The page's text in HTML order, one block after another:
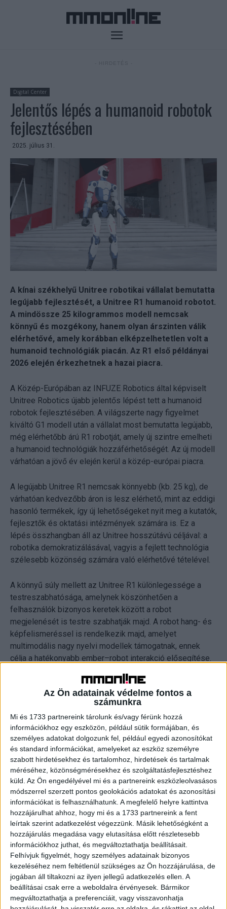
Az Ön adatainak védelme fontos a
számunkra
Mi és 1733 partnereink tárolunk és/vagy férünk hozzá
információkhoz egy eszközön, például sütik formájában, és
személyes adatokat dolgozunk fel, például egyedi azonosítókat
és standard információkat, amelyeket az eszköz személyre
szabott hirdetésekhez és tartalomhoz, hirdetések és tartalmak
méréséhez, közönségmérésekhez és szolgáltatásfejlesztéshez
küld. Az Ön engedélyével mi és a partnereink eszközleolvasásos
módszerrel szerzett pontos geolokációs adatokat és azonosítási
információkat is felhasználhatunk. A megfelelő helyre kattintva
hozzájárulhat ahhoz, hogy mi és a 1733 partnereink a fent
leírtak szerint adatkezelést végezzünk. Másik lehetőségként a
hozzájárulás megadása vagy elutasítása előtt részletesebb
információkhoz juthat, és megváltoztathatja beállításait.
Felhívjuk figyelmét, hogy személyes adatainak bizonyos
kezeléséhez nem feltétlenül szükséges az Ön hozzájárulása, de
jogában áll tiltakozni az ilyen jellegű adatkezelés ellen. A
beállításai csak erre a weboldalra érvényesek. Bármikor
megváltoztathatja a preferenciáit, vagy visszavonhatja
Digital Center
Jelentős lépés a humanoid robotok
fejlesztésében
2025. július 31.
A kínai székhelyű Unitree robotikai vállalat bemutatta
legújabb fejlesztését, a Unitree R1 humanoid robotot.
A mindössze 25 kilogrammos modell nemcsak
könnyű és mozgékony, hanem olyan árszinten válik
elérhetővé, amely korábban elképzelhetetlen volt a
humanoid technológiák piacán. Az R1 első példányai
2026 elején érkezhetnek a hazai piacra.
A Közép-Európában az INFUZE Robotics által képviselt
Unitree Robotics újabb jelentős lépést tett a humanoid
robotok fejlesztésében. A világszerte nagy figyelmet
kiváltó G1 modell után a vállalat most bemutatta legújabb,
még elérhetőbb árú R1 robotját, amely új szintre emelheti
a humanoid technológiák hozzáférhetőségét. Az új modell
várhatóan a jövő év elején kerül a közép-európai piacra.
A legújabb Unitree R1 nemcsak könnyebb (kb. 25 kg), de
várhatóan kedvezőbb áron is lesz elérhető, mint az eddigi
hasonló termékek, így új lehetőségeket nyit meg a kutatók,
fejlesztők és oktatási intézmények számára is. Ez a
lépés összhangban áll az Unitree hosszútávú céljával: a
robotika demokratizálásával, vagyis a fejlett technológia
szélesebb közönség számára való elérhetővé tételével.
A könnyű súly mellett az Unitree R1 különlegessége a
testreszabhatósága, amelynek köszönhetően a
felhasználók bizonyos keretek között a robot
megjelenését is testre szabhatják majd. A robot hang- és
képfelismeréssel is rendelkezik majd, amelyet
multimodális nagy nyelvi modellek támogatnak, ennek
célja a hatékonyabb ember–robot interakció elősegítése.
Miért különleges az R1?
természetes nyelven kommunikálni.
Nyílt fejlesztési platform: lehetőséget nyújt
testreszabásra, moddingra és egyedi képességek
programozására.
Agilis és könnyű: alacsony súlya ellenére stabil mozgásra
képes összetettebb környezetekben is. A robot
összesen 26 forgásponttal rendelkezik majd – Lábak:
2x6, karok: 2x5, derék 2, fej 2.
Elérhető árkategória: az R1 ára meglepően versenyképes
lesz. Az Európában is működő verziók végfelhasználói
ára még nem ismert, de a G1 árkategóriája alatt lesz.